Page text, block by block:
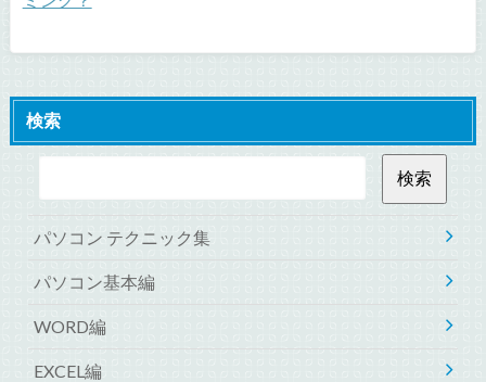
検索
パソコン テクニック集
パソコン基本編
WORD編
EXCEL編